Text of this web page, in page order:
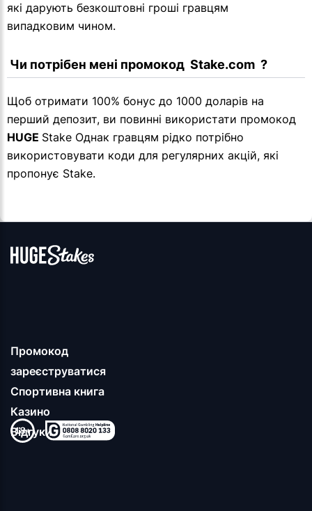
які дарують безкоштовні гроші гравцям
випадковим чином.
Чи потрібен мені промокод  Stake.com  ?
Щоб отримати 100% бонус до 1000 доларів на
перший депозит, ви повинні використати промокод
HUGE Stake Однак гравцям рідко потрібно
використовувати коди для регулярних акцій, які
пропонує Stake.
Промокод
зареєструватися
Спортивна книга
Казино
Відгуки